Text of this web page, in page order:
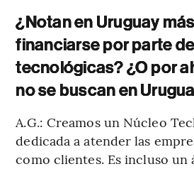
¿Notan en Uruguay
financiarse por parte
tecnológicas? ¿O por
no se buscan en
A.G.: Creamos un Núcleo
dedicada a atender las
como clientes. Es incluso un